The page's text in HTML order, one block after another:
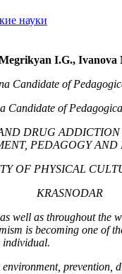
науки
I.G., Ivanova
Candidate of
Candidate of
DRUG
PEDAGOGY AND
OF PHYSICAL
KRASNODAR
well as throughout the
is becoming one of
individual.
prevention,